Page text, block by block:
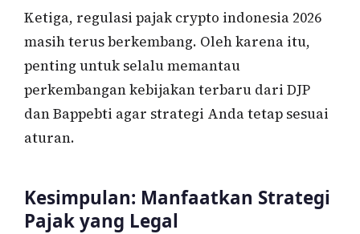
Ketiga, regulasi pajak crypto indonesia 2026
masih terus berkembang. Oleh karena itu,
penting untuk selalu memantau
perkembangan kebijakan terbaru dari DJP
dan Bappebti agar strategi Anda tetap sesuai
aturan.
Kesimpulan: Manfaatkan Strategi
Pajak yang Legal